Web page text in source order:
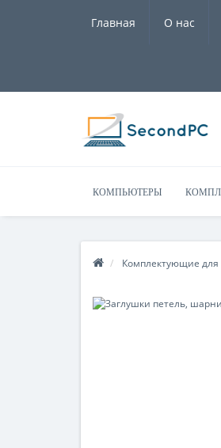
Главная О нас
КОМПЬЮТЕРЫ
Комплектующие для